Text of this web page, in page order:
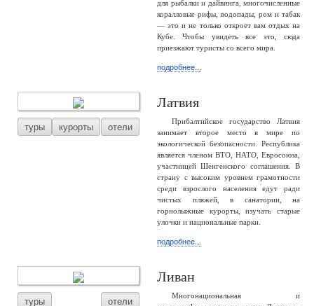
для рыбалки и дайвинга, многочисленные
коралловые рифы, водопады, ром и табак
— это и не только откроет вам отдых на
Кубе. Чтобы увидеть все это, сюда
приезжают туристы со всего мира.
подробнее...
туры курорты отели
Латвия
Прибалтийское государство Латвия
занимает второе место в мире по
экологической безопасности. Республика
является членом ВТО, НАТО, Евросоюза,
участницей Шенгенского соглашения. В
страну с высоким уровнем грамотности
среди взрослого населения едут ради
чистых пляжей, в санатории, на
горнолыжные курорты, изучать старые
улочки и национальные парки.
подробнее...
туры отели
Ливан
Многонациональная и